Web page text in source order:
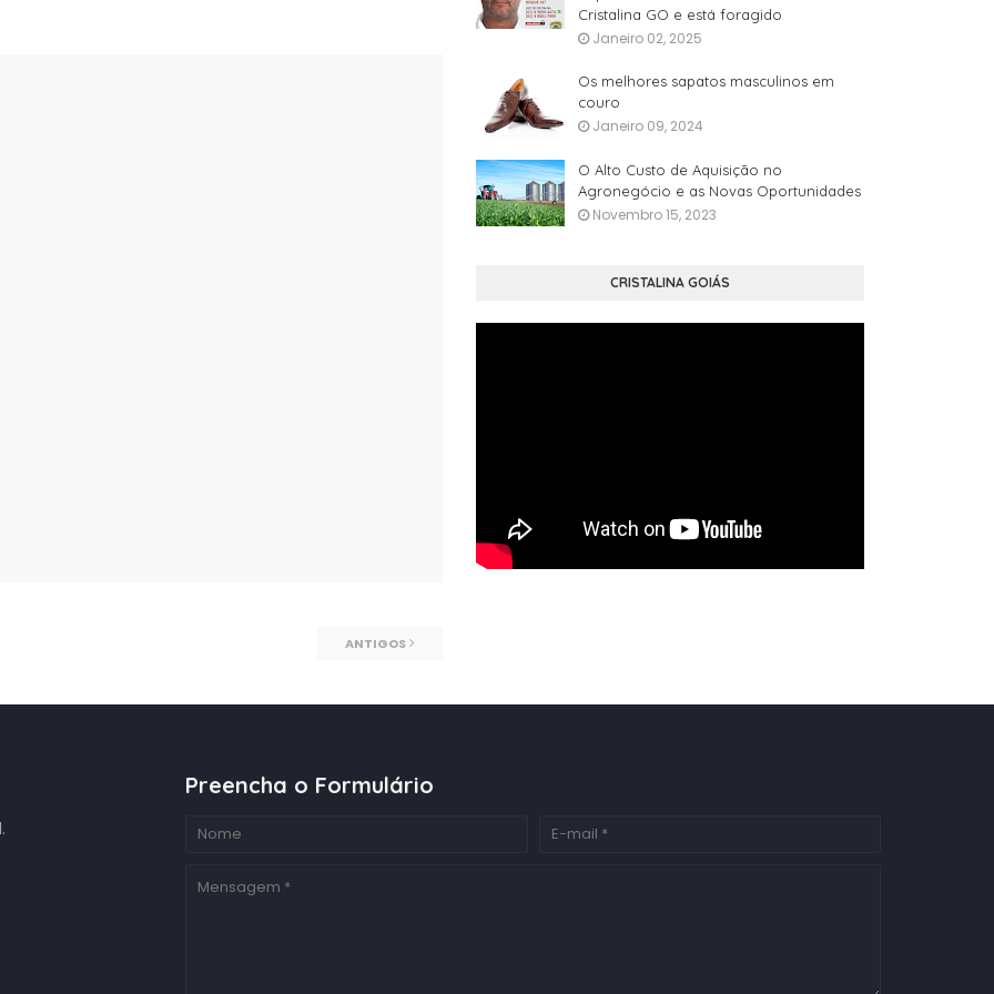
ANTIGOS
Cristalina GO e está foragido
Janeiro 02, 2025
Os melhores sapatos masculinos em
couro
Janeiro 09, 2024
O Alto Custo de Aquisição no
Agronegócio e as Novas Oportunidades
Novembro 15, 2023
CRISTALINA GOIÁS
Preencha o Formulário